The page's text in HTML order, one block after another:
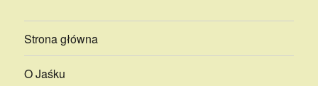
Strona główna
O Jaśku